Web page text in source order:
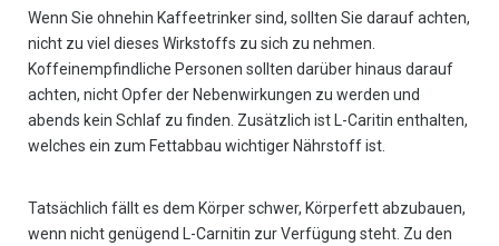
Wenn Sie ohnehin Kaffeetrinker sind, sollten Sie darauf achten,
nicht zu viel dieses Wirkstoffs zu sich zu nehmen.
Koffeinempfindliche Personen sollten darüber hinaus darauf
achten, nicht Opfer der Nebenwirkungen zu werden und
abends kein Schlaf zu finden. Zusätzlich ist L-Caritin enthalten,
welches ein zum Fettabbau wichtiger Nährstoff ist.
Tatsächlich fällt es dem Körper schwer, Körperfett abzubauen,
wenn nicht genügend L-Carnitin zur Verfügung steht. Zu den